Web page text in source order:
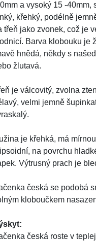
a vysoký 15 -40mm,
křehký, podélně
třeň jako zvonek, což je
Barva klobouku je
hnědá, někdy s
žlutavá.
je válcovitý, zvolna
velmi jemně
je křehká, má
na povrchu
Výtrusný prach je
česká se podobá
kloboučkem
česká roste v